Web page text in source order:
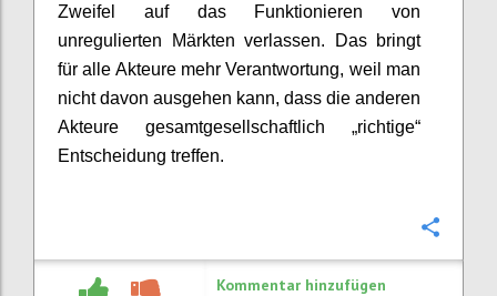
Zweifel auf das Funktionieren von
unregulierten Märkten verlassen. Das bringt
für alle Akteure mehr Verantwortung, weil man
nicht davon ausgehen kann, dass die anderen
Akteure gesamtgesellschaftlich „richtige“
Entscheidung treffen.
Kommentar hinzufügen